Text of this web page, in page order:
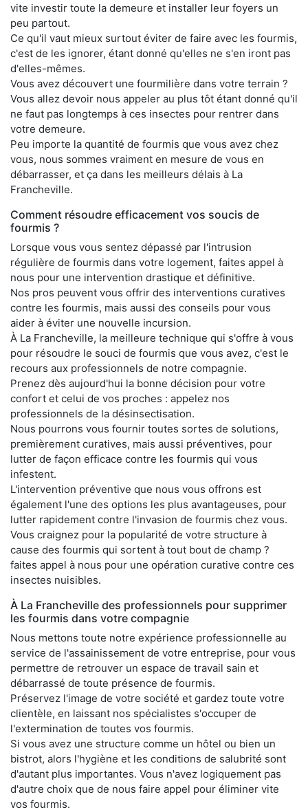
vite investir toute la demeure et installer leur foyers un
peu partout.
Ce qu'il vaut mieux surtout éviter de faire avec les fourmis,
c'est de les ignorer, étant donné qu'elles ne s'en iront pas
d'elles-mêmes.
Vous avez découvert une fourmilière dans votre terrain ?
Vous allez devoir nous appeler au plus tôt étant donné qu'il
ne faut pas longtemps à ces insectes pour rentrer dans
votre demeure.
Peu importe la quantité de fourmis que vous avez chez
vous, nous sommes vraiment en mesure de vous en
débarrasser, et ça dans les meilleurs délais à La
Francheville.
Comment résoudre efficacement vos soucis de
fourmis ?
Lorsque vous vous sentez dépassé par l'intrusion
régulière de fourmis dans votre logement, faites appel à
nous pour une intervention drastique et définitive.
Nos pros peuvent vous offrir des interventions curatives
contre les fourmis, mais aussi des conseils pour vous
aider à éviter une nouvelle incursion.
À La Francheville, la meilleure technique qui s'offre à vous
pour résoudre le souci de fourmis que vous avez, c'est le
recours aux professionnels de notre compagnie.
Prenez dès aujourd'hui la bonne décision pour votre
confort et celui de vos proches : appelez nos
professionnels de la désinsectisation.
Nous pourrons vous fournir toutes sortes de solutions,
premièrement curatives, mais aussi préventives, pour
lutter de façon efficace contre les fourmis qui vous
infestent.
L'intervention préventive que nous vous offrons est
également l'une des options les plus avantageuses, pour
lutter rapidement contre l'invasion de fourmis chez vous.
Vous craignez pour la popularité de votre structure à
cause des fourmis qui sortent à tout bout de champ ?
faites appel à nous pour une opération curative contre ces
insectes nuisibles.
À La Francheville des professionnels pour supprimer
les fourmis dans votre compagnie
Nous mettons toute notre expérience professionnelle au
service de l'assainissement de votre entreprise, pour vous
permettre de retrouver un espace de travail sain et
débarrassé de toute présence de fourmis.
Préservez l'image de votre société et gardez toute votre
clientèle, en laissant nos spécialistes s'occuper de
l'extermination de toutes vos fourmis.
Si vous avez une structure comme un hôtel ou bien un
bistrot, alors l'hygiène et les conditions de salubrité sont
d'autant plus importantes. Vous n'avez logiquement pas
d'autre choix que de nous faire appel pour éliminer vite
vos fourmis.